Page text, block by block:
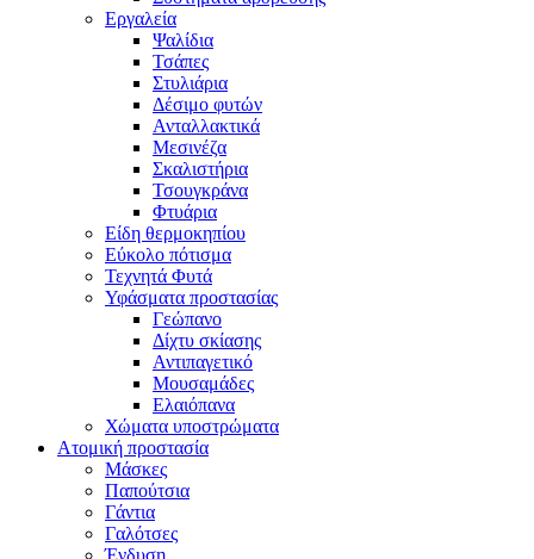
Εργαλεία
Ψαλίδια
Τσάπες
Στυλιάρια
Δέσιμο φυτών
Ανταλλακτικά
Μεσινέζα
Σκαλιστήρια
Τσουγκράνα
Φτυάρια
Είδη θερμοκηπίου
Εύκολο πότισμα
Τεχνητά Φυτά
Υφάσματα προστασίας
Γεώπανο
Δίχτυ σκίασης
Αντιπαγετικό
Μουσαμάδες
Ελαιόπανα
Χώματα υποστρώματα
Ατομική προστασία
Μάσκες
Παπούτσια
Γάντια
Γαλότσες
Ένδυση